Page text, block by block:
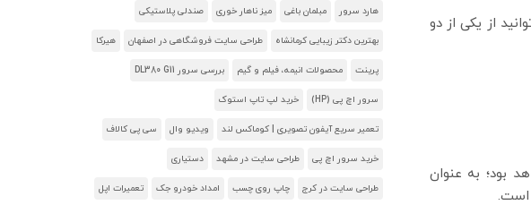
از یکی از دو
بود؛ به عنوان
هارد سرور مبلمان باغی میز ناهار خوری صندلی پلاستیکی
بهترین دکتر زیبایی کرمانشاه طراحی سایت فروشگاهی در اصفهان هیرکا
پرینت محصولات انیمه، فیلم و گیم بررسی سرور DL380 G11
سرور اچ پی (HP) خرید لپ تاپ استوک
تعمیر سریع آیفون تصویری | کوماکس لند ویدیو وال سی پی کالاف
خرید سرور اچ پی طراحی سایت در مشهد دستیاری
طراحی سایت در کرج چاپ روی چسب امداد خودرو جک تعمیرات اپل